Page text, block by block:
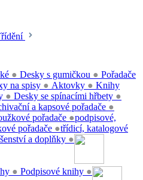
● Desky s gumičkou ●
na spisy ● Aktovky ●
● Desky se spínacími hřbety ●
Pořadače
a kapsové pořadače ●
pořadače ●
pořadače ●
a doplňky ●
Knihy
podpisové,
třídicí, katalogové
● Podpisové knihy ●